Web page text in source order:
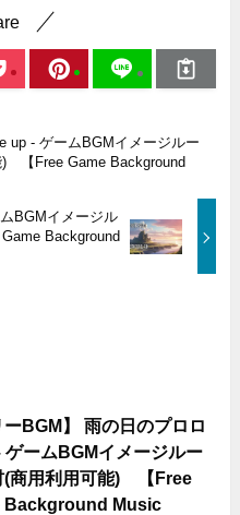
up - ゲームBGMイメージルー
) 【Free Game Background
BGMイメージル
Background
ーBGM】 雨の日のプロロ
ゲームBGMイメージルー
(商用利用可能) 【Free
Background Music